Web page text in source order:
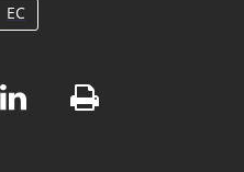
ЕС